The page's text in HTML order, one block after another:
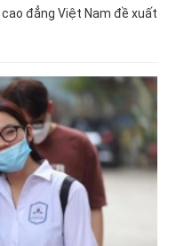
đẳng Việt Nam đề xuất
thời gian làm bài thi
đúng, sai.